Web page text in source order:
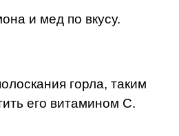
и мед по вкусу.
горла, таким
его витамином C.